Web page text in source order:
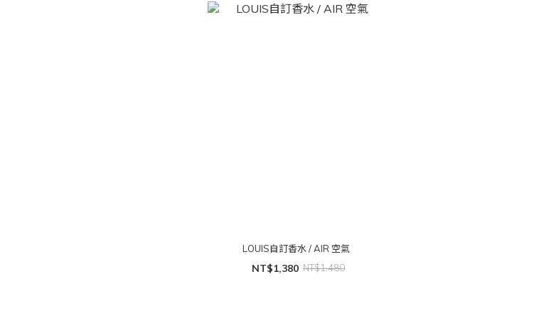
LOUIS自訂香水 / AIR 空氣
NT$1,380 NT$1,480